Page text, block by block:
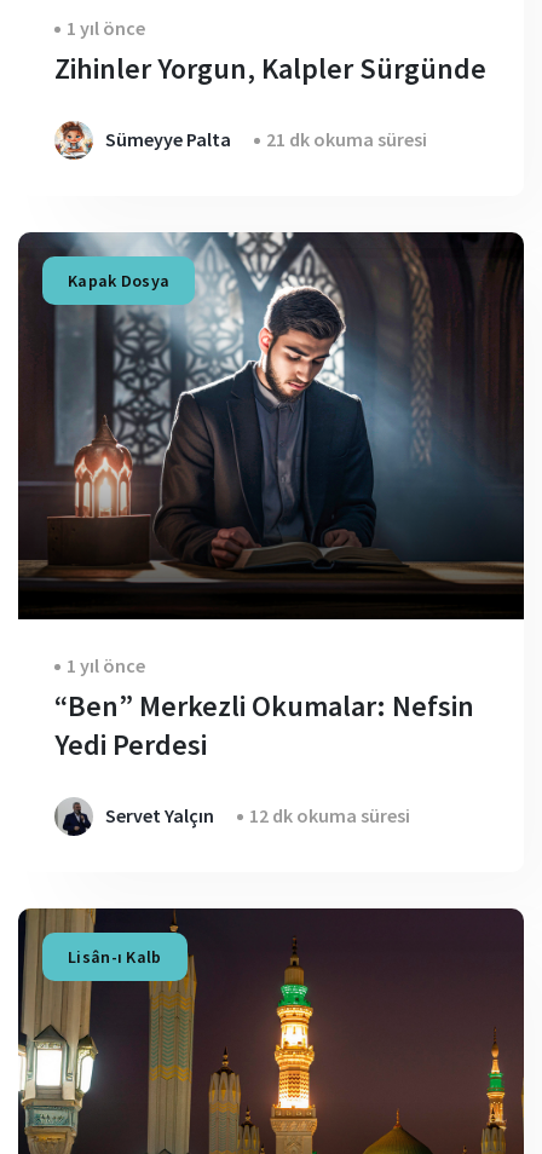
1 yıl önce
Zihinler Yorgun, Kalpler Sürgünde
Sümeyye Palta 21 dk okuma süresi
Kapak Dosya
1 yıl önce
“Ben” Merkezli Okumalar: Nefsin
Yedi Perdesi
Servet Yalçın 12 dk okuma süresi
Lisân-ı Kalb